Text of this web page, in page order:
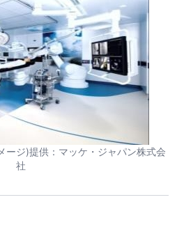
ージ)提供：マッケ・ジャパン株式会
社